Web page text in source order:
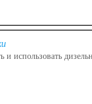
и использовать